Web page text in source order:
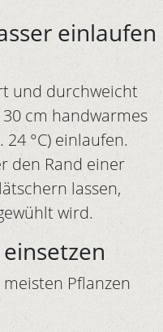
einlaufen
und durchweicht
cm handwarmes
24 °C) einlaufen.
den Rand einer
lassen,
wird.
Pflanzen